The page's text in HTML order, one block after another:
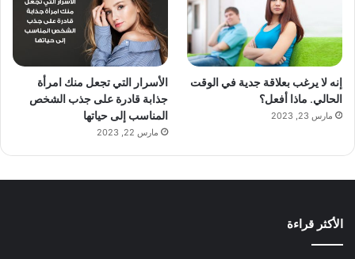
إنه لا يرغب بعلاقة جدية في الوقت
الحالي. ماذا أفعل؟
مارس 23, 2023
الأسرار التي تجعل منك امرأة
جذابة قادرة على جذب الشخص
المناسب إلى حياتها
مارس 22, 2023
الأكثر قراءة